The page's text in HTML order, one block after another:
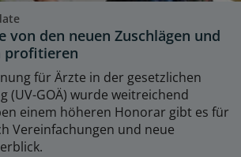
von den neuen Zuschlägen und
profitieren
für Ärzte in der gesetzlichen
(UV-GOÄ) wurde weitreichend
einem höheren Honorar gibt es für
Vereinfachungen und neue